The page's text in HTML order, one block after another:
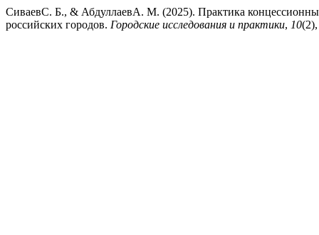
СиваевС. Б., & АбдуллаевА. М. (2025). Практика
российских городов. Городские исследования и практики, 10